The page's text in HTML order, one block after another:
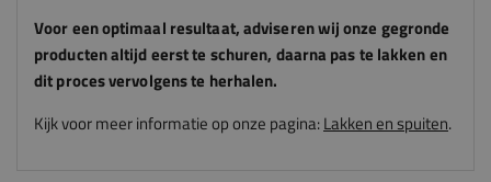
Voor een optimaal resultaat, adviserenwijonze gegronde
producten altijd eerst te schuren, daarna pas te lakken en
dit proces vervolgens te herhalen.
Kijk voor meer informatie op onze pagina:Lakken en spuiten.